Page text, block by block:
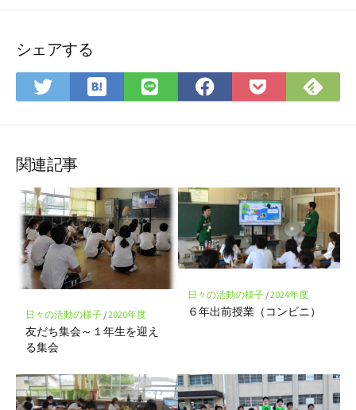
シェアする
Twitter
で
ア
は
て
ク
マ
ー
ク
に
保
存
LINE
で
Facebook
で
Pocket
に
で
関連記事
日々の活動の様子/2020年度
友だち集会～１年生を迎え
る集会
日々の活動の様子/2024年度
６年出前授業（コンビニ）